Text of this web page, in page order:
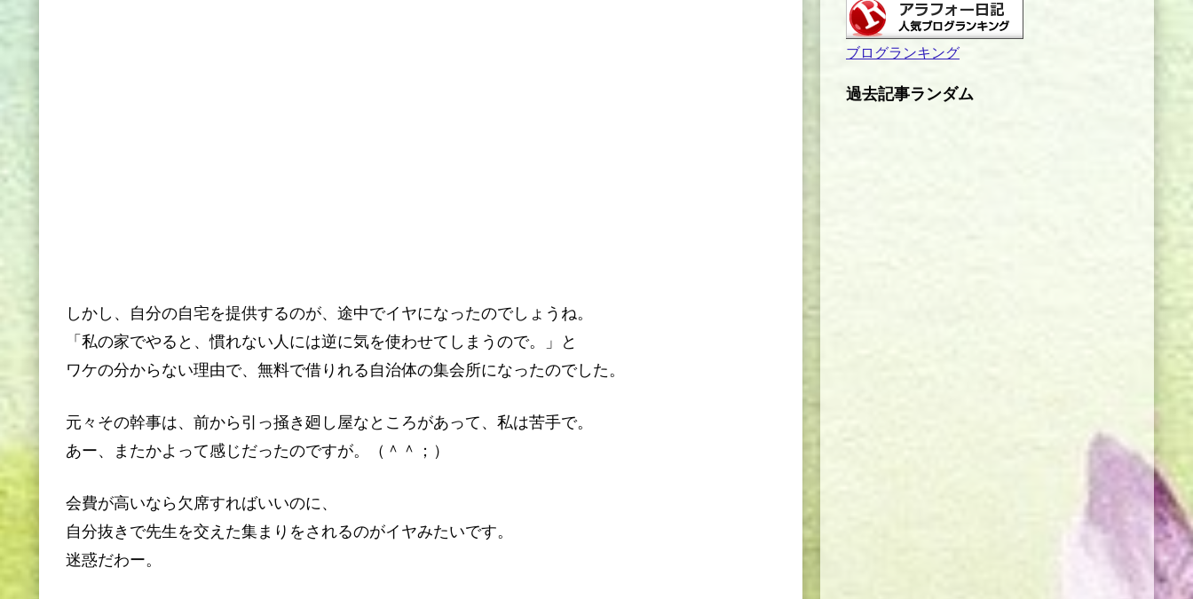
しかし、自分の自宅を提供するのが、途中でイヤになったのでしょうね。
「私の家でやると、慣れない人には逆に気を使わせてしまうので。」と
ワケの分からない理由で、無料で借りれる自治体の集会所になったのでした。
元々その幹事は、前から引っ掻き廻し屋なところがあって、私は苦手で。
あー、またかよって感じだったのですが。（＾＾；）
会費が高いなら欠席すればいいのに、
自分抜きで先生を交えた集まりをされるのがイヤみたいです。
迷惑だわー。
ブログランキング
過去記事ランダム